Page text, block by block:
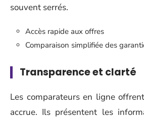
souvent serrés.
Accès rapide aux offres
Comparaison simplifiée des
Transparence et clarté
Les comparateurs en ligne
accrue. Ils présentent les